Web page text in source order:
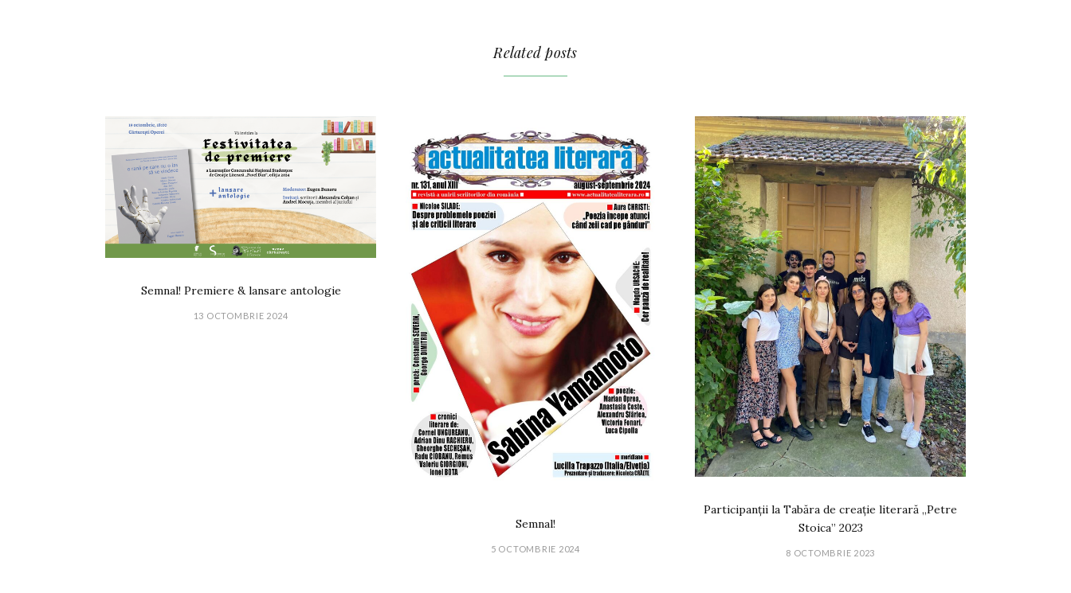
Related posts
Semnal! Premiere & lansare antologie
13 OCTOMBRIE 2024
Semnal!
5 OCTOMBRIE 2024
Participanții la Tabăra de creație literară „Petre
Stoica” 2023
8 OCTOMBRIE 2023